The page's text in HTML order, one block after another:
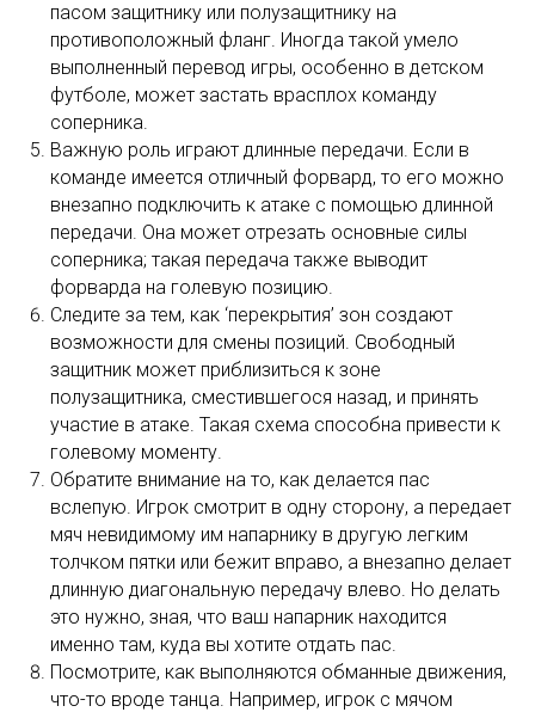
пасом защитнику или полузащитнику на
противоположный фланг. Иногда такой умело
выполненный перевод игры, особенно в детском
футболе, может застать врасплох команду
соперника.
Важную роль играют длинные передачи. Если в
команде имеется отличный форвард, то его можно
внезапно подключить к атаке с помощью длинной
передачи. Она может отрезать основные силы
соперника; такая передача также выводит
форварда на голевую позицию.
Следите за тем, как ‘перекрытия’ зон создают
возможности для смены позиций. Свободный
защитник может приблизиться к зоне
полузащитника, сместившегося назад, и принять
участие в атаке. Такая схема способна привести к
голевому моменту.
Обратите внимание на то, как делается пас
вслепую. Игрок смотрит в одну сторону, а передает
мяч невидимому им напарнику в другую легким
толчком пятки или бежит вправо, а внезапно делает
длинную диагональную передачу влево. Но делать
это нужно, зная, что ваш напарник находится
именно там, куда вы хотите отдать пас.
Посмотрите, как выполняются обманные движения,
что-то вроде танца. Например, игрок с мячом